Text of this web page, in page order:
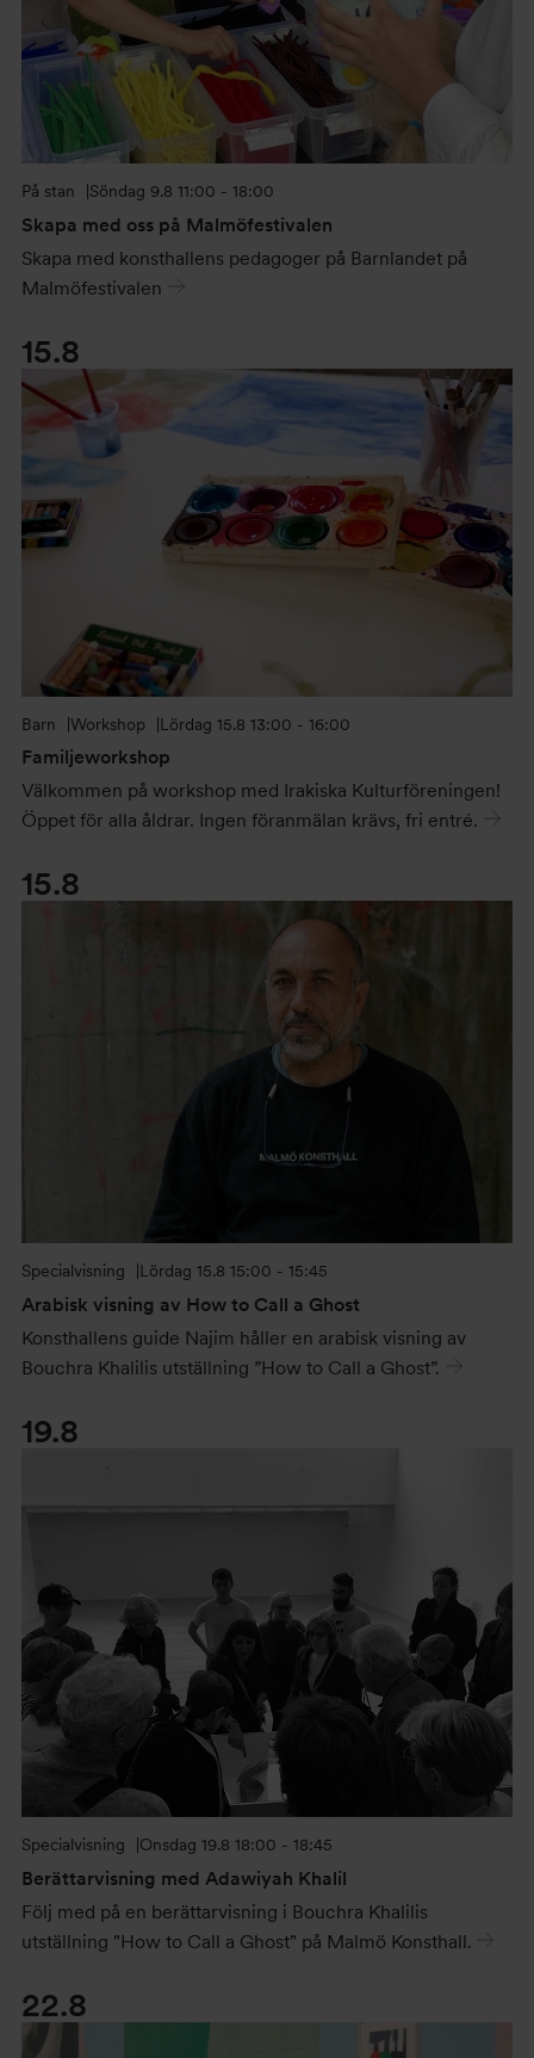
Söndag 9.8 11:00 - 18:00
På stan
Skapa med oss på Malmöfestivalen
Skapa med konsthallens pedagoger på Barnlandet på
Malmöfestivalen
15.8
Lördag 15.8 13:00 - 16:00
Barn Workshop
Familjeworkshop
Välkommen på workshop med Irakiska Kulturföreningen!
Öppet för alla åldrar. Ingen föranmälan krävs, fri entré.
15.8
Lördag 15.8 15:00 - 15:45
Specialvisning
Arabisk visning av How to Call a Ghost
Konsthallens guide Najim håller en arabisk visning av
Bouchra Khalilis utställning ”How to Call a Ghost”.
19.8
Onsdag 19.8 18:00 - 18:45
Specialvisning
Berättarvisning med Adawiyah Khalil
Följ med på en berättarvisning i Bouchra Khalilis
utställning "How to Call a Ghost" på Malmö Konsthall.
22.8